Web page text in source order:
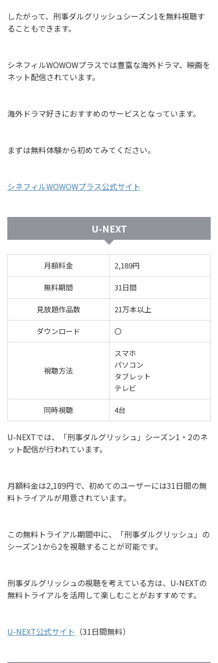
したがって、刑事ダルグリッシュシーズン1を無料視聴す
ることもできます。
シネフィルWOWOWプラスでは豊富な海外ドラマ、映画を
ネット配信されています。
海外ドラマ好きにおすすめのサービスとなっています。
まずは無料体験から初めてみてください。
シネフィルWOWOWプラス公式サイト
U-NEXT
月額料金 2,189円
無料期間 31日間
見放題作品数 21万本以上
ダウンロード 〇
視聴方法
スマホ
パソコン
タブレット
テレビ
同時視聴 4台
U-NEXTでは、「刑事ダルグリッシュ」シーズン1・2のネ
ット配信が行われています。
月額料金は2,189円で、初めてのユーザーには31日間の無
料トライアルが用意されています。
この無料トライアル期間中に、「刑事ダルグリッシュ」の
シーズン1から2を視聴することが可能です。
刑事ダルグリッシュの視聴を考えている方は、U-NEXTの
無料トライアルを活用して楽しむことがおすすめです。
U-NEXT公式サイト （31日間無料）